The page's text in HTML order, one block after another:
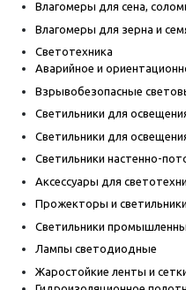
Влагомеры для сена,
Влагомеры для зерна и
Светотехника
Аварийное и
Взрывобезопасные
Светильники для
Светильники для
Светильники настенно-
Аксессуары для
Прожекторы и
Светильники
Лампы светодиодные
Жаростойкие ленты и